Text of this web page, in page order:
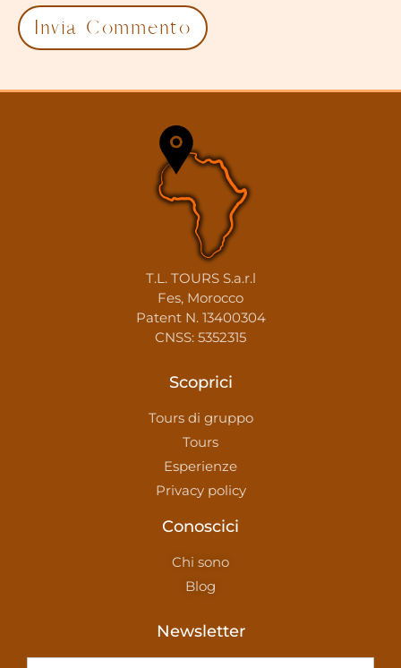
T.L. TOURS S.a.r.l
Fes, Morocco
Patent N. 13400304
CNSS: 5352315
Scoprici
Tours di gruppo
Tours
Esperienze
Privacy policy
Conoscici
Chi sono
Blog
Newsletter